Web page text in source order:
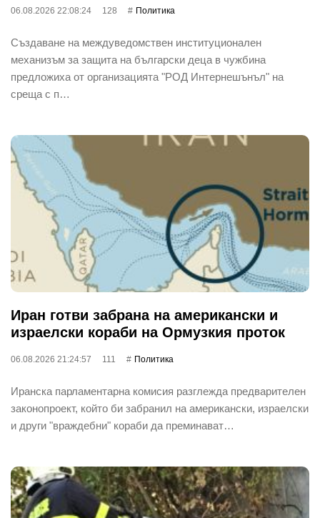
06.08.2026 22:08:24 128 Политика
Създаване на междуведомствен институционален
механизъм за защита на български деца в чужбина
предложиха от организацията "РОД Интернешънъл" на
среща с п…
Иран готви забрана на американски и
израелски кораби на Ормузкия проток
06.08.2026 21:24:57 111 Политика
Иранска парламентарна комисия разглежда предварителен
законопроект, който би забранил на американски, израелски
и други "враждебни" кораби да преминават…